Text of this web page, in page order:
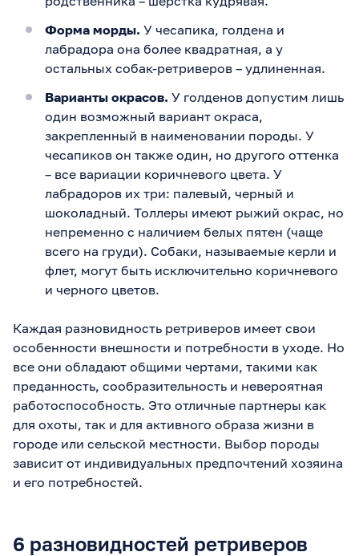
Форма морды. У чесапика, голдена и
лабрадора она более квадратная, а у
остальных собак-ретриверов – удлиненная.
Варианты окрасов. У голденов допустим лишь
один возможный вариант окраса,
закрепленный в наименовании породы. У
чесапиков он также один, но другого оттенка
– все вариации коричневого цвета. У
лабрадоров их три: палевый, черный и
шоколадный. Толлеры имеют рыжий окрас, но
непременно с наличием белых пятен (чаще
всего на груди). Собаки, называемые керли и
флет, могут быть исключительно коричневого
и черного цветов.
Каждая разновидность ретриверов имеет свои
особенности внешности и потребности в уходе. Но
все они обладают общими чертами, такими как
преданность, сообразительность и невероятная
работоспособность. Это отличные партнеры как
для охоты, так и для активного образа жизни в
городе или сельской местности. Выбор породы
зависит от индивидуальных предпочтений хозяина
и его потребностей.
6 разновидностей ретриверов